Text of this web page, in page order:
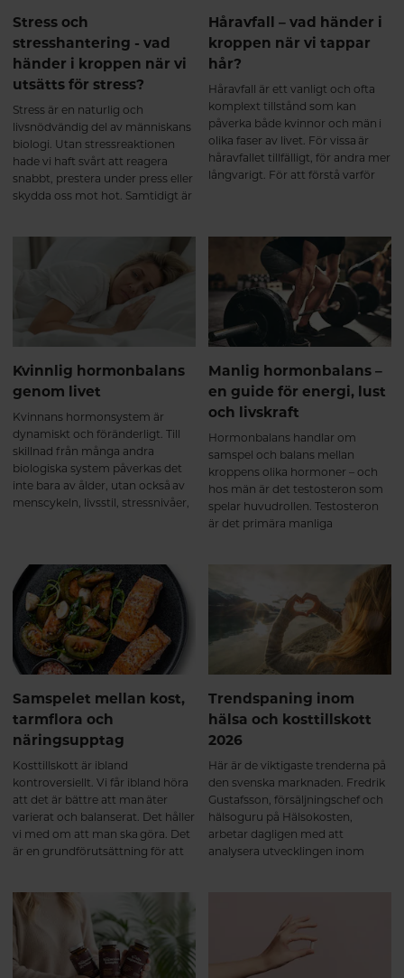
Collagen Peptides in
Combination with Resistance
Training Improve Body
Strength. Nutrients. 2019.
Stress och
stresshantering - vad
händer i kroppen när vi
utsätts för stress?
Stress är en naturlig och
livsnödvändig del av människans
biologi. Utan stressreaktionen
hade vi haft svårt att reagera
snabbt, prestera under press eller
skydda oss mot hot. Samtidigt är
på både kropp och psyke i det
moderna samhället. För att förstå
hur stress påverkar oss – och hur
vi kan hantera den bättre –
behöver vi börja med vad som
faktiskt sker i kroppen.
Håravfall – vad händer i
kroppen när vi tappar
hår?
Håravfall är ett vanligt och ofta
komplext tillstånd som kan
påverka både kvinnor och män i
olika faser av livet. För vissa är
håravfallet tillfälligt, för andra mer
långvarigt. För att förstå varför
påverkar hårsäckarna.
Kvinnlig hormonbalans
genom livet
Kvinnans hormonsystem är
dynamiskt och föränderligt. Till
skillnad från många andra
biologiska system påverkas det
inte bara av ålder, utan också av
menscykeln, livsstil, stressnivåer,
handlar därför inte om “perfekta
nivåer”, utan om samspel, rytm
och anpassning över tid.
Manlig hormonbalans –
en guide för energi, lust
och livskraft
Hormonbalans handlar om
samspel och balans mellan
kroppens olika hormoner – och
hos män är det testosteron som
spelar huvudrollen. Testosteron
är det primära manliga
Samspelet mellan kost,
tarmflora och
näringsupptag
Kosttillskott är ibland
kontroversiellt. Vi får ibland höra
att det är bättre att man äter
varierat och balanserat. Det håller
vi med om att man ska göra. Det
är en grundförutsättning för att
med så ska vi dela ett av de bästa
hälsohacken vi vet för att
optimalt tillgodogöra dig
näringen från den mat du äter.
Trendspaning inom
hälsa och kosttillskott
2026
Här är de viktigaste trenderna på
den svenska marknaden. Fredrik
Gustafsson, försäljningschef och
hälsoguru på Hälsokosten,
arbetar dagligen med att
analysera utvecklingen inom
sin trendspaning – sex tydliga
trender som formar
kosttillskottsmarknaden i Sverige